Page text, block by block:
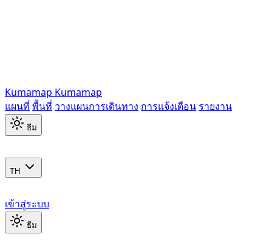
Kumamap Kumamap
แผนที่ พื้นที่ วางแผนการเดินทาง การแจ้งเตือน รายงาน
ธีม
TH
เข้าสู่ระบบ
ธีม